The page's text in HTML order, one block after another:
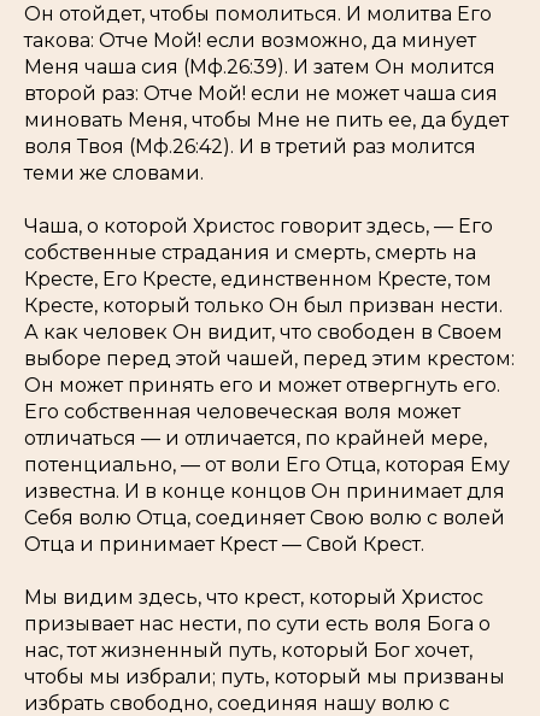
Он отойдет, чтобы помолиться. И молитва Его
такова: Отче Мой! если возможно, да минует
Меня чаша сия (Мф.26:39). И затем Он молится
второй раз: Отче Мой! если не может чаша сия
миновать Меня, чтобы Мне не пить ее, да будет
воля Твоя (Мф.26:42). И в третий раз молится
теми же словами.
Чаша, о которой Христос говорит здесь, — Его
собственные страдания и смерть, смерть на
Кресте, Его Кресте, единственном Кресте, том
Кресте, который только Он был призван нести.
А как человек Он видит, что свободен в Своем
выборе перед этой чашей, перед этим крестом:
Он может принять его и может отвергнуть его.
Его собственная человеческая воля может
отличаться — и отличается, по крайней мере,
потенциально, — от воли Его Отца, которая Ему
известна. И в конце концов Он принимает для
Себя волю Отца, соединяет Свою волю с волей
Отца и принимает Крест — Свой Крест.
Мы видим здесь, что крест, который Христос
призывает нас нести, по сути есть воля Бога о
нас, тот жизненный путь, который Бог хочет,
чтобы мы избрали; путь, который мы призваны
избрать свободно, соединяя нашу волю с